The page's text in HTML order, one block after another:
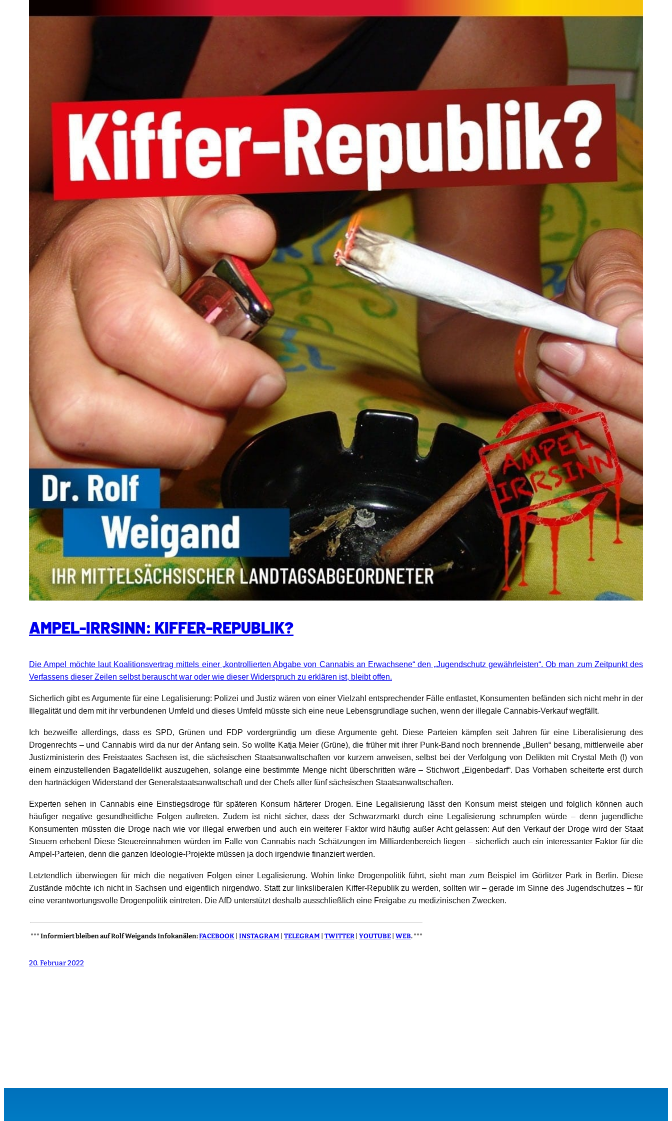
AMPEL-IRRSINN: KIFFER-REPUBLIK?
Die Ampel möchte laut Koalitionsvertrag mittels einer „kontrollierten Abgabe von Cannabis an Erwachsene“ den „Jugendschutz gewährleisten“. Ob man zum Zeitpunkt des
Verfassens dieser Zeilen selbst berauscht war oder wie dieser Widerspruch zu erklären ist, bleibt offen.
Sicherlich gibt es Argumente für eine Legalisierung: Polizei und Justiz wären von einer Vielzahl entsprechender Fälle entlastet, Konsumenten befänden sich nicht mehr in der
Illegalität und dem mit ihr verbundenen Umfeld und dieses Umfeld müsste sich eine neue Lebensgrundlage suchen, wenn der illegale Cannabis-Verkauf wegfällt.
Ich bezweifle allerdings, dass es SPD, Grünen und FDP vordergründig um diese Argumente geht. Diese Parteien kämpfen seit Jahren für eine Liberalisierung des
Drogenrechts – und Cannabis wird da nur der Anfang sein. So wollte Katja Meier (Grüne), die früher mit ihrer Punk-Band noch brennende „Bullen“ besang, mittlerweile aber
Justizministerin des Freistaates Sachsen ist, die sächsischen Staatsanwaltschaften vor kurzem anweisen, selbst bei der Verfolgung von Delikten mit Crystal Meth (!) von
einem einzustellenden Bagatelldelikt auszugehen, solange eine bestimmte Menge nicht überschritten wäre – Stichwort „Eigenbedarf“. Das Vorhaben scheiterte erst durch
den hartnäckigen Widerstand der Generalstaatsanwaltschaft und der Chefs aller fünf sächsischen Staatsanwaltschaften.
Experten sehen in Cannabis eine Einstiegsdroge für späteren Konsum härterer Drogen. Eine Legalisierung lässt den Konsum meist steigen und folglich können auch
häufiger negative gesundheitliche Folgen auftreten. Zudem ist nicht sicher, dass der Schwarzmarkt durch eine Legalisierung schrumpfen würde – denn jugendliche
Konsumenten müssten die Droge nach wie vor illegal erwerben und auch ein weiterer Faktor wird häufig außer Acht gelassen: Auf den Verkauf der Droge wird der Staat
Steuern erheben! Diese Steuereinnahmen würden im Falle von Cannabis nach Schätzungen im Milliardenbereich liegen – sicherlich auch ein interessanter Faktor für die
Ampel-Parteien, denn die ganzen Ideologie-Projekte müssen ja doch irgendwie finanziert werden.
Letztendlich überwiegen für mich die negativen Folgen einer Legalisierung. Wohin linke Drogenpolitik führt, sieht man zum Beispiel im Görlitzer Park in Berlin. Diese
Zustände möchte ich nicht in Sachsen und eigentlich nirgendwo. Statt zur linksliberalen Kiffer-Republik zu werden, sollten wir – gerade im Sinne des Jugendschutzes – für
eine verantwortungsvolle Drogenpolitik eintreten. Die AfD unterstützt deshalb ausschließlich eine Freigabe zu medizinischen Zwecken.
***Informiert bleiben auf Rolf Weigands Infokanälen:FACEBOOK INSTAGRAM TELEGRAM TWITTER YOUTUBE WEB.***
20. Februar 2022